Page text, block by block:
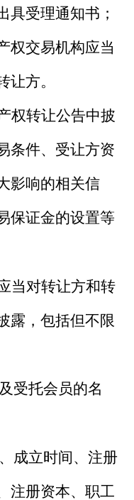
具受理通知书；
权交易机构应当
让方。
权转让公告中披
条件、受让方资
影响的相关信
保证金的设置等
当对转让方和转
露，包括但不限
受托会员的名
成立时间、注册
注册资本、职工